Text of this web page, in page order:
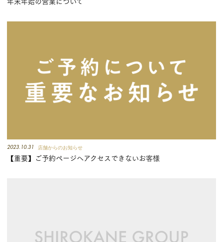
2023.10.31 店舗からのお知らせ
【重要】ご予約ページへアクセスできないお客様